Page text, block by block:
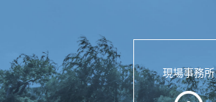
現場事務所